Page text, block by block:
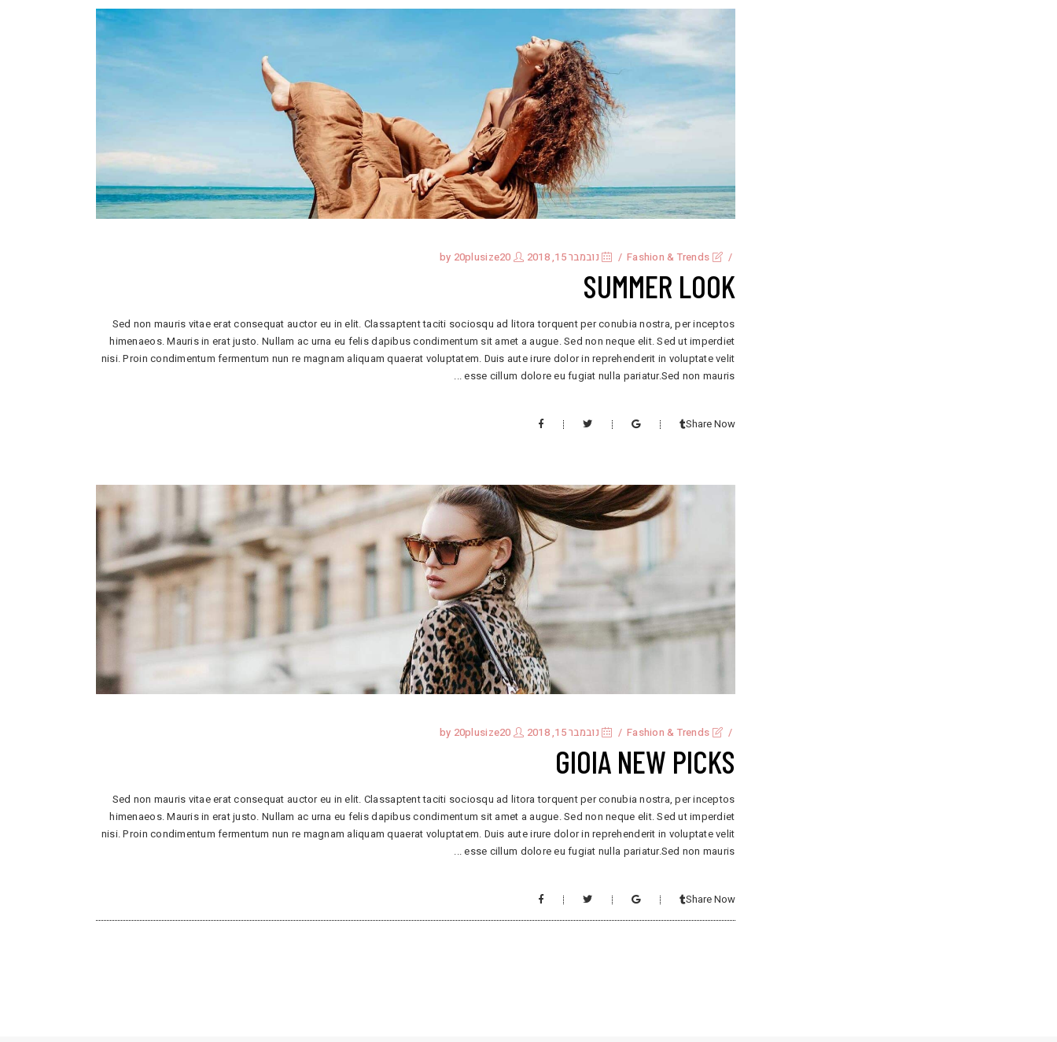
Fashion & Trends נובמבר 15, 2018 20plusize20
SUMMER LOOK
Sed non mauris vitae erat consequat auctor eu in elit. Classaptent taciti sociosqu ad litora torquent per conubia nostra, per inceptos
himenaeos. Mauris in erat justo. Nullam ac urna eu felis dapibus condimentum sit amet a augue. Sed non neque elit. Sed ut imperdiet
nisi. Proin condimentum fermentum nun re magnam aliquam quaerat voluptatem. Duis aute irure dolor in reprehenderit in voluptate velit
esse cillum dolore eu fugiat nulla pariatur.Sed non mauris
Share Now
Fashion & Trends נובמבר 15, 2018 20plusize20
GIOIA NEW PICKS
Sed non mauris vitae erat consequat auctor eu in elit. Classaptent taciti sociosqu ad litora torquent per conubia nostra, per inceptos
himenaeos. Mauris in erat justo. Nullam ac urna eu felis dapibus condimentum sit amet a augue. Sed non neque elit. Sed ut imperdiet
nisi. Proin condimentum fermentum nun re magnam aliquam quaerat voluptatem. Duis aute irure dolor in reprehenderit in voluptate velit
esse cillum dolore eu fugiat nulla pariatur.Sed non mauris
Share Now